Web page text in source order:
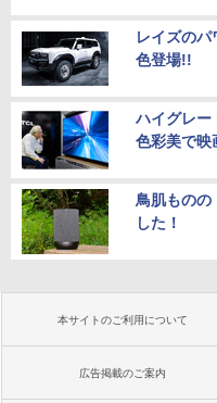
レイズの
色登場!!
ハイグレー
色彩美で映
鳥肌ものの
した！
本サイトのご利用について
広告掲載のご案内